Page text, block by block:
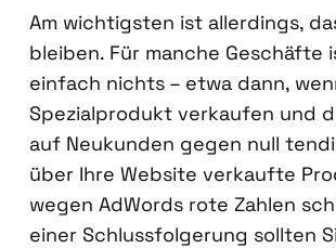
Am wich­tigs­ten ist aller­dings,
blei­ben. Für man­che Geschäf­te
ein­fach nichts – etwa dann,
Spe­zi­al­pro­dukt ver­kau­fen und
auf Neu­kun­den gegen null
über Ihre Web­site ver­kauf­te
wegen AdWords rote Zah­len
einer Schluss­fol­ge­rung soll­ten